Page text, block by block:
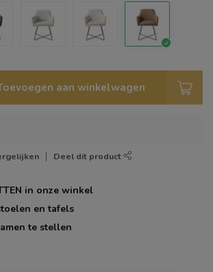
aan winkelwagen
Deel dit product
in onze winkel
en tafels
te stellen